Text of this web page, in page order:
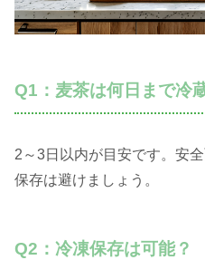
Q1：麦茶は何日まで冷
2～3日以内が目安です。安
保存は避けましょう。
Q2：冷凍保存は可能？